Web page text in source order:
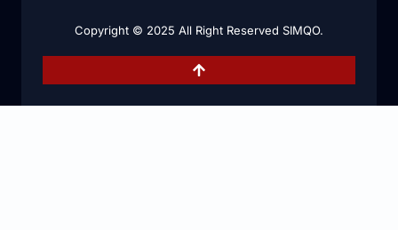
Copyright © 2025 All Right Reserved SIMQO.